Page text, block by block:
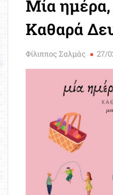
Μία
Καθαρά
Φίλιππος Σαλμάς 27/